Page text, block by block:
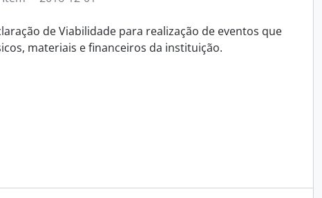
de Viabilidade para realização de eventos que
materiais e financeiros da instituição.